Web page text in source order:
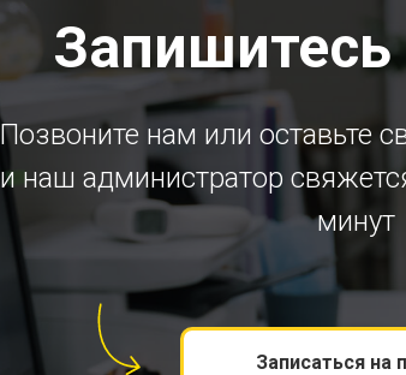
Позвоните нам или оставьте
и наш администратор
минут
Записаться на